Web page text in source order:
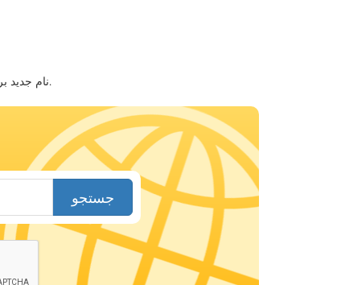
نام جدید برای دامنه خود پیدا کنید. نام دامنه یا کلید واژه ای را وارد کنید تا امکان ثبت آن را بررسی کنیم.
جستجو